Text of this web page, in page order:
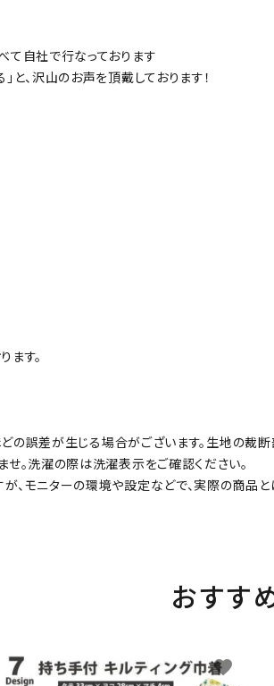
て自社で行なっております
と、沢山のお声を頂戴しております！
ます。
の誤差が生じる場合がございます。生地の裁
せ。洗濯の際は洗濯表示をご確認ください。
、モニターの環境や設定などで、実際の商品と
おすす
favorite